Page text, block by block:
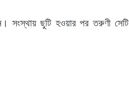
সংস্থায় ছুটি হওয়ার পর তরুণী সেটি